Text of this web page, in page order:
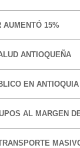
AUMENTÓ 15%
ANTIOQUEÑA
EN ANTIOQUIA
AL MARGEN